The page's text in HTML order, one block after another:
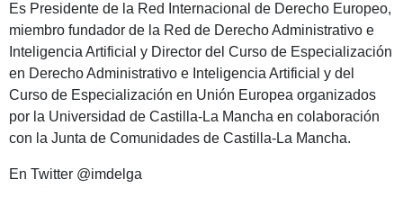
Es Presidente de la Red Internacional de Derecho Europeo,
miembro fundador de la Red de Derecho Administrativo e
Inteligencia Artificial y Director del Curso de Especialización
en Derecho Administrativo e Inteligencia Artificial y del
Curso de Especialización en Unión Europea organizados
por la Universidad de Castilla-La Mancha en colaboración
con la Junta de Comunidades de Castilla-La Mancha.
En Twitter @imdelga